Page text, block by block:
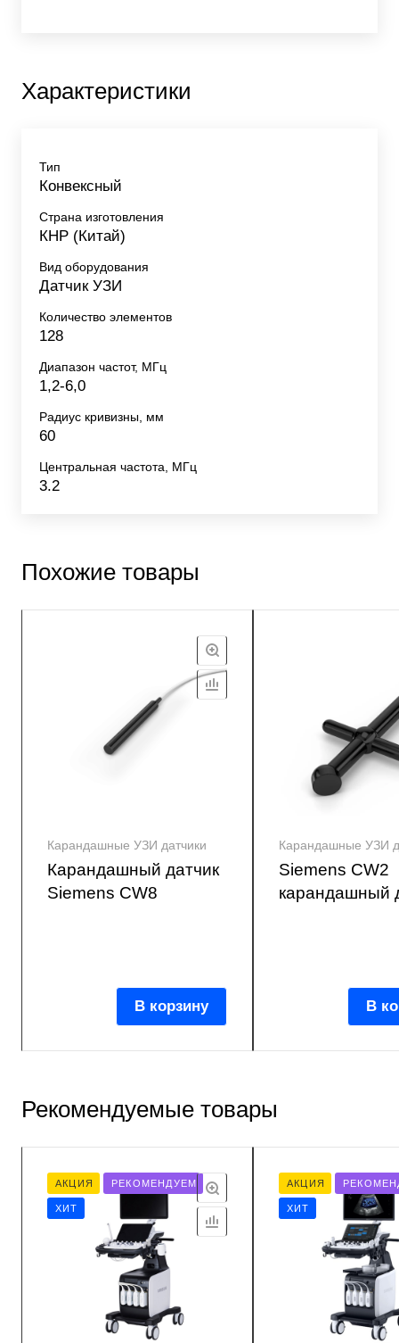
Характеристики
Тип
Конвексный
Страна изготовления
КНР (Китай)
Вид оборудования
Датчик УЗИ
Количество элементов
128
Диапазон частот, МГц
1,2-6,0
Радиус кривизны, мм
60
Центральная частота, МГц
3.2
Похожие товары
Карандашные УЗИ датчики
Карандашный датчик
Siemens CW8
В корзину
Карандашные УЗИ
Siemens CW2
карандашный
В
Рекомендуемые товары
АКЦИЯ РЕКОМЕНДУЕМ
ХИТ
АКЦИЯ
ХИТ